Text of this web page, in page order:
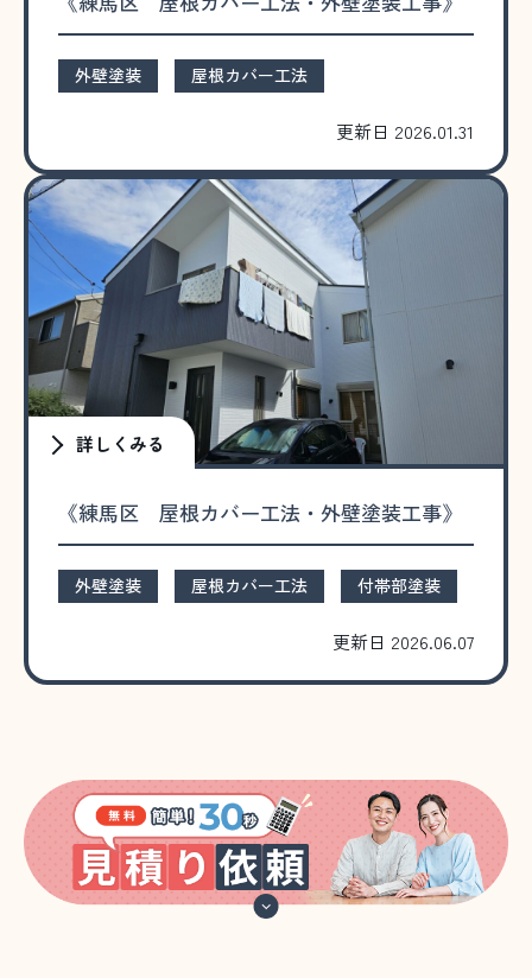
外壁塗装 屋根カバー工法
更新日 2026.01.31
《練馬区 屋根カバー工法・外壁塗装工事》
外壁塗装 屋根カバー工法 付帯部塗装
更新日 2026.06.07
詳しくみる